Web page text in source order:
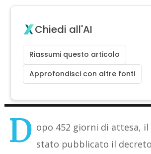
Chiedi all'AI
Riassumi questo articolo
Approfondisci con altre fonti
D opo 452 giorni di attesa,
stato pubblicato il